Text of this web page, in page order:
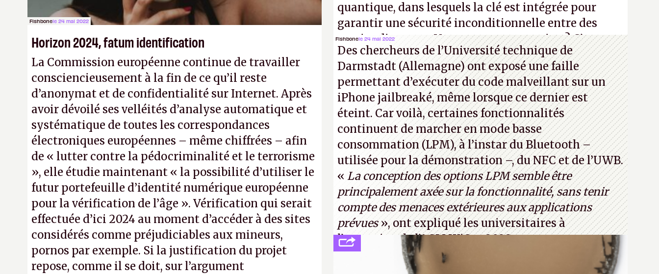
quantique, dans lesquels la clé est intégrée pour
garantir une sécurité inconditionnelle entre des
parties distantes. Vous ne comprenez rien ? C’est
normal, ça fait toujours ça avec le quantique. (Crédit
photo : China Telecom)
Fishbonele 24 mai 2022
Des chercheurs de l’Université technique de
Darmstadt (Allemagne) ont exposé une faille
permettant d’exécuter du code malveillant sur un
iPhone jailbreaké, même lorsque ce dernier est
éteint. Car voilà, certaines fonctionnalités
continuent de marcher en mode basse
consommation (LPM), à l’instar du Bluetooth –
utilisée pour la démonstration –, du NFC et de l’UWB.
« La conception des options LPM semble être
principalement axée sur la fonctionnalité, sans tenir
compte des menaces extérieures aux applications
prévues», ont expliqué les universitaires à
l’occcasion de l’ACM WiSec 2022.
(http://cpc.cx/AH432T1
(PDF) - Crédit photo : Pexels -
Tyler Lastovich)
Fishbonele 24 mai 2022
Horizon 2024, fatum identification
La Commission européenne continue de travailler
consciencieusement à la fin de ce qu’il reste
d’anonymat et de confidentialité sur Internet. Après
avoir dévoilé ses velléités d’analyse automatique et
systématique de toutes les correspondances
électroniques européennes – même chiffrées – afin
de « lutter contre la pédocriminalité et le terrorisme
», elle étudie maintenant « la possibilité d’utiliser le
futur portefeuille d’identité numérique européenne
pour la vérification de l’âge ». Vérification qui serait
effectuée d’ici 2024 au moment d’accéder à des sites
considérés comme préjudiciables aux mineurs,
pornos par exemple. Si la justification du projet
repose, comme il se doit, sur l’argument